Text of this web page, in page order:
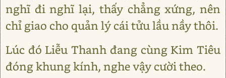
nghĩ đi nghĩ lại, thấy chẳng xứng, nên
chỉ giao cho quản lý cái tửu lầu nầy thôi.
Lúc đó Liễu Thanh đang cùng Kim Tiêu
đóng khung kính, nghe vậy cười theo.